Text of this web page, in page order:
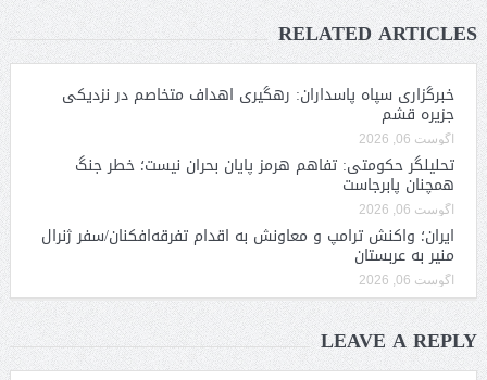
RELATED ARTICLES
خبرگزاری سپاه پاسداران: رهگیری اهداف متخاصم در نزدیکی
جزیره قشم
آگوست 06, 2026
تحلیلگر حکومتی: تفاهم هرمز پایان بحران نیست؛ خطر جنگ
همچنان پابرجاست
آگوست 06, 2026
ایران؛ واکنش ترامپ و معاونش به اقدام تفرقه‌افکنان/سفر ژنرال
منیر به عربستان
آگوست 06, 2026
LEAVE A REPLY